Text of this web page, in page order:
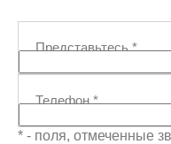
Представьтесь*
Телефон*
* - поля, отмеченные